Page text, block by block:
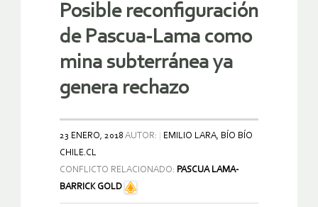
Posible reconfiguración
de Pascua-Lama como
mina subterránea ya
genera rechazo
23 ENERO, 2018 AUTOR:
EMILIO LARA, BÍO BÍO
CHILE.CL
CONFLICTO RELACIONADO: PASCUA LAMA-
BARRICK GOLD